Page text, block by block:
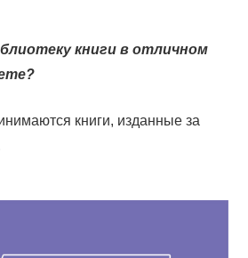
книги в отличном
книги, изданные за